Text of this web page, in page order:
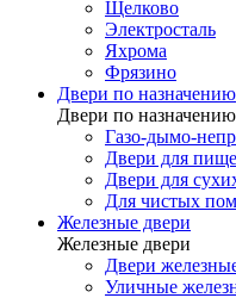
Щелково
Электросталь
Яхрома
Фрязино
Двери по назначению
Двери по назначению
Газо-дымо-
Двери для
Двери для
Для чистых
Железные двери
Железные двери
Двери
Уличные